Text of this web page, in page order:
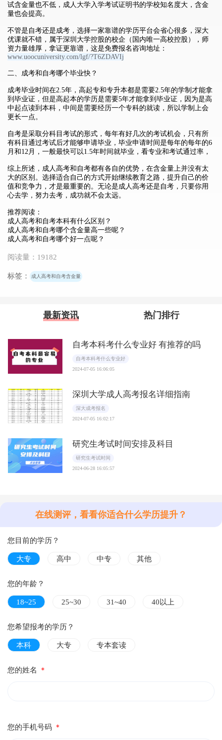
试含金量也不低，成人大学入学考试证明书的学校知名度大，含金
量也会提高。
不管是自考还是成考，选择一家靠谱的学历平台会省心很多，深大
优课就不错，属于深圳大学控股的校企（国内唯一高校控股），师
资力量雄厚，拿证更靠谱，这是免费报名咨询地址：
www.uoocuniversity.com/lgf/?T6ZDAVIj
二、成考和自考哪个毕业快？
成考毕业时间在2.5年，高起专和专升本都是需要2.5年的学制才能拿
到毕业证，但是高起本的学历是需要5年才能拿到毕业证，因为是高
中起点读到本科，中间是需要经历一个专科的就读，所以学制上会
更长一点。
自考是采取分科目考试的形式，每年有好几次的考试机会，只有所
有科目通过考试后才能够申请毕业，毕业申请时间是每年的每年的6
月和12月，一般最快可以1.5年时间就毕业，看专业和考试通过率，
综上所述，成人高考和自考都有各自的优势，在含金量上并没有太
大的区别。选择适合自己的方式开始继续教育之路，提升自己的价
值和竞争力，才是最重要的。无论是成人高考还是自考，只要你用
心去学，努力去考，成功就不会太远。
推荐阅读：
成人高考和自考本科有什么区别？
成人高考和自考哪个含金量高一些呢？
成人高考和自考哪个好一点呢？
阅读量：19182
标签： 成人高考和自考含金量
最新资讯 热门排行
自考本科考什么专业好 有推荐的吗
自考本科考什么专业好
2024-07-05 16:06:05
深圳大学成人高考报名详细指南
深大成考报名
2024-07-05 16:02:17
研究生考试时间安排及科目
研究生考试时间
2024-06-28 16:05:57
在线测评，看看你适合什么学历提升？
您目前的学历？
大专 高中 中专 其他
您的年龄？
18~25 25~30 31~40 40以上
您希望报考的学历？
本科 大专 专本套读
您的姓名 ＊
您的手机号码 ＊